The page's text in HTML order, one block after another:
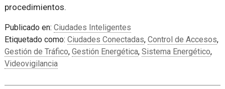
procedimientos.
Publicado en: Ciudades Inteligentes
Etiquetado como: Ciudades Conectadas, Control de Accesos,
Gestión de Tráfico, Gestión Energética, Sistema Energético,
Videovigilancia